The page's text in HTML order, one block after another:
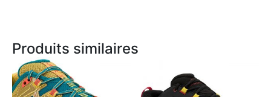
Produits similaires